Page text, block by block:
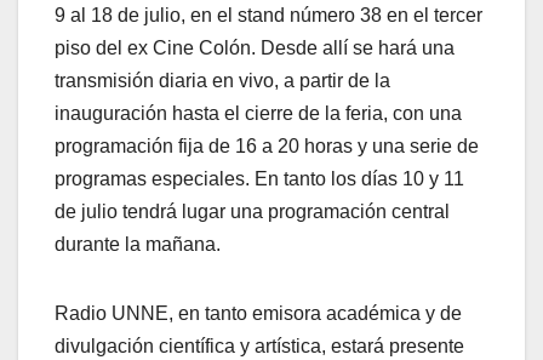
9 al 18 de julio, en el stand número 38 en el tercer
piso del ex Cine Colón. Desde allí se hará una
transmisión diaria en vivo, a partir de la
inauguración hasta el cierre de la feria, con una
programación fija de 16 a 20 horas y una serie de
programas especiales. En tanto los días 10 y 11
de julio tendrá lugar una programación central
durante la mañana.
Radio UNNE, en tanto emisora académica y de
divulgación científica y artística, estará presente